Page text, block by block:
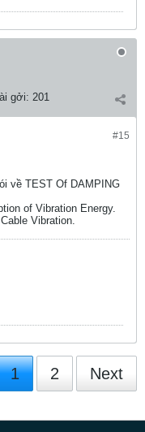
gởi: 201
#15
về TEST Of DAMPING
of Vibration Energy.
Vibration.
1 2 Next